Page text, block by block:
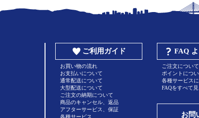
ご利用ガイド
お買い物の流れ
お支払いについて
通常配送について
大型配送について
ご注文の納期について
商品のキャンセル、返品
アフターサービス、保証
各種サービス
FAQ
ご注文について
ポイントにつ
各種サービス
FAQをすべて見
お問